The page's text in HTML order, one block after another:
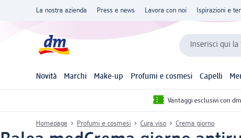
La nostra azienda Press e news Lavora con noi Ispirazioni e
Inserisci qui
Novità Marchi Make-up Profumi e cosmesi Capelli
Vantaggi esclusivi con
Homepage Profumi e cosmesi Cura viso Crema giorno